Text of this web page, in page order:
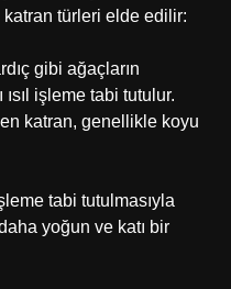
katran türleri elde edilir:
gibi ağaçların
işleme tabi tutulur.
katran, genellikle koyu
tabi tutulmasıyla
yoğun ve katı bir